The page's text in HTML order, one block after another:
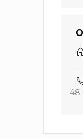
48